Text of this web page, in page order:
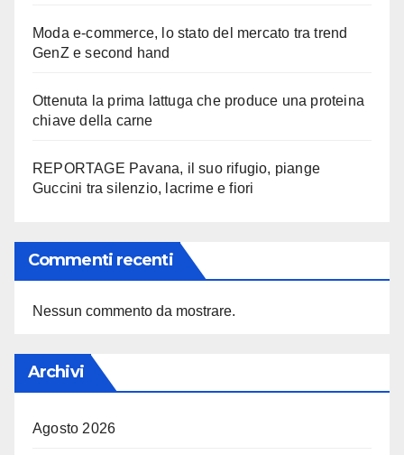
Moda e-commerce, lo stato del mercato tra trend
GenZ e second hand
Ottenuta la prima lattuga che produce una proteina
chiave della carne
REPORTAGE Pavana, il suo rifugio, piange
Guccini tra silenzio, lacrime e fiori
Commenti recenti
Nessun commento da mostrare.
Archivi
Agosto 2026